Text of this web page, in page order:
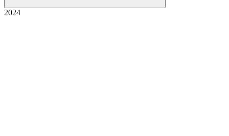
Buscar
2024